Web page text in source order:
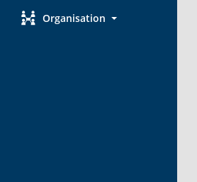
Organisation